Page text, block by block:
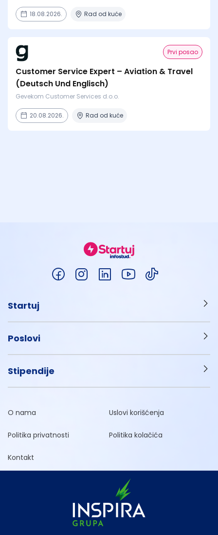
18.08.2026. Rad od kuće
Prvi posao
Customer Service Expert – Aviation & Travel
(Deutsch Und Englisch)
Gevekom Customer Services d.o.o.
20.08.2026. Rad od kuće
Startuj
Poslovi
Stipendije
O nama Uslovi korišćenja
Politika privatnosti Politika kolačića
Kontakt